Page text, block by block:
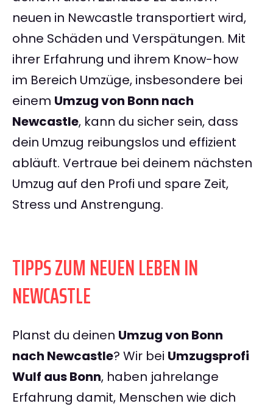
neuen in Newcastle transportiert wird,
ohne Schäden und Verspätungen. Mit
ihrer Erfahrung und ihrem Know-how
im Bereich Umzüge, insbesondere bei
einem Umzug von Bonn nach
Newcastle, kann du sicher sein, dass
dein Umzug reibungslos und effizient
abläuft. Vertraue bei deinem nächsten
Umzug auf den Profi und spare Zeit,
Stress und Anstrengung.
TIPPS ZUM NEUEN LEBEN IN
NEWCASTLE
Planst du deinen Umzug von Bonn
nach Newcastle? Wir bei Umzugsprofi
Wulf aus Bonn, haben jahrelange
Erfahrung damit, Menschen wie dich